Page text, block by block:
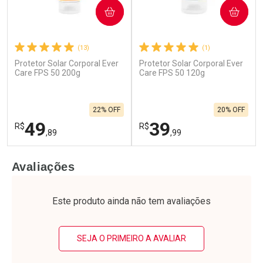
(13)
Protetor Solar Corporal Ever
Care FPS 50 200g
R$49,89
22% OFF
COMPRAR
Laboratório
Por Menos
(1)
Protetor Solar Corporal Ever
Care FPS 50 120g
R$39,99
20% OFF
COMPRAR
Laboratório
Por Menos
Avaliações
Este produto ainda não tem avaliações
SEJA O PRIMEIRO A AVALIAR